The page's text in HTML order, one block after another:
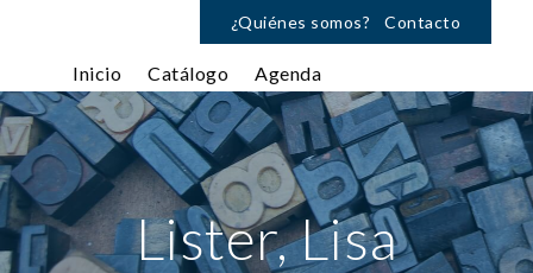
¿Quiénes somos? Contacto
Inicio Catálogo Agenda
Lister, Lisa